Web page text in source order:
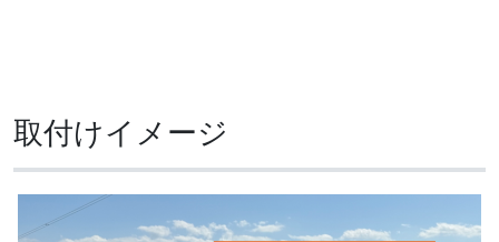
取付けイメージ